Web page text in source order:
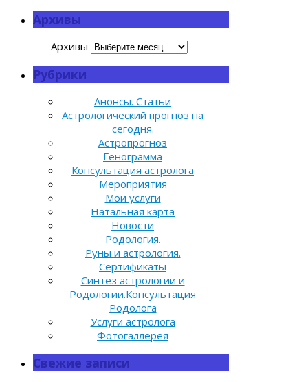
Архивы
Архивы
Рубрики
Анонсы. Статьи
Астрологический прогноз на
сегодня.
Астропрогноз
Генограмма
Консультация астролога
Мероприятия
Мои услуги
Натальная карта
Новости
Родология.
Руны и астрология.
Сертификаты
Синтез астрологии и
Родологии.Консультация
Родолога
Услуги астролога
Фотогаллерея
Свежие записи